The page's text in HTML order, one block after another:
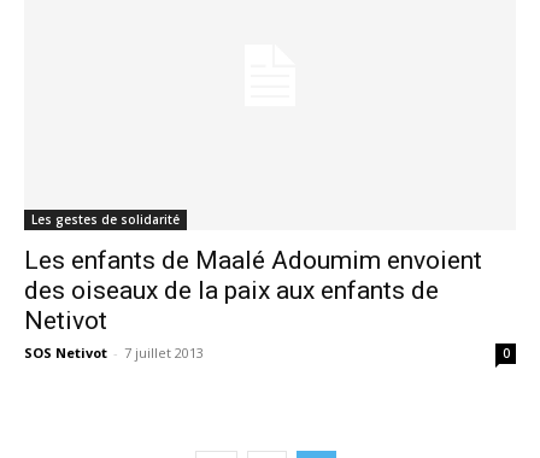
Les gestes de solidarité
Les enfants de Maalé Adoumim envoient
des oiseaux de la paix aux enfants de
Netivot
SOS Netivot - 7 juillet 2013 0